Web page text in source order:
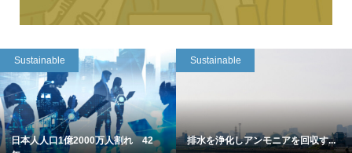
Sustainable
日本人人口1億2000万人割れ 42
Sustainable
排水を浄化しアンモニアを回収す...